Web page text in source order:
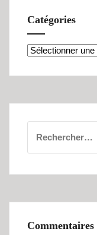
Catégories
Catégories
Commentaires